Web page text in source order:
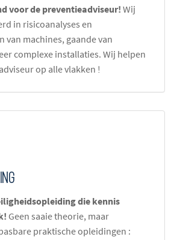
voor de preventieadviseur! Wij
in risicoanalyses en
van machines, gaande van
complexe installaties. Wij helpen
op alle vlakken !
die kennis
Geen saaie theorie, maar
praktische opleidingen :